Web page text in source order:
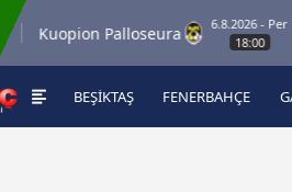
Kuopion Palloseura
6.8.2026 - Per
18:00
BEŞİKTAŞ FENERBAHÇE